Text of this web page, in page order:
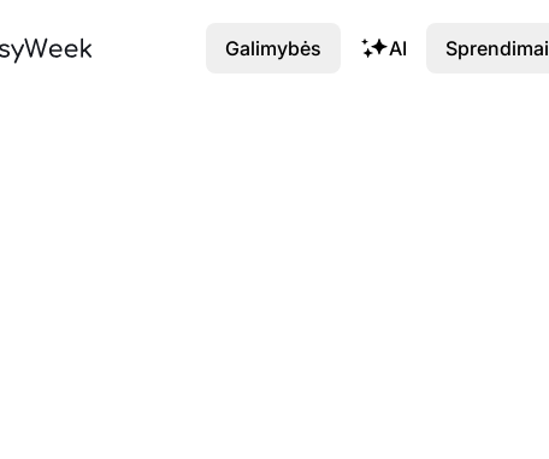
Galimybės AI Sprendimai